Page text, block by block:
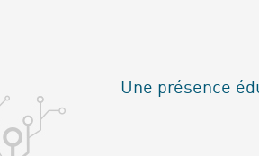
Une présence